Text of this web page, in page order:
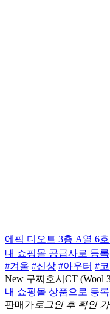
에픽 디오트 3층 A열 6호
내 쇼핑몰 공급사로 등록
#겨울 #신상 #아우터 #
New 구찌호시CT (Wool
내 쇼핑몰 상품으로 등록
판매가 로그인 후 확인